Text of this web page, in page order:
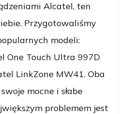
Alcatel, ten
Przygotowaliśmy
modeli:
One Touch Ultra 997D
LinkZone MW41. Oba
mocne i słabe
problemem jest